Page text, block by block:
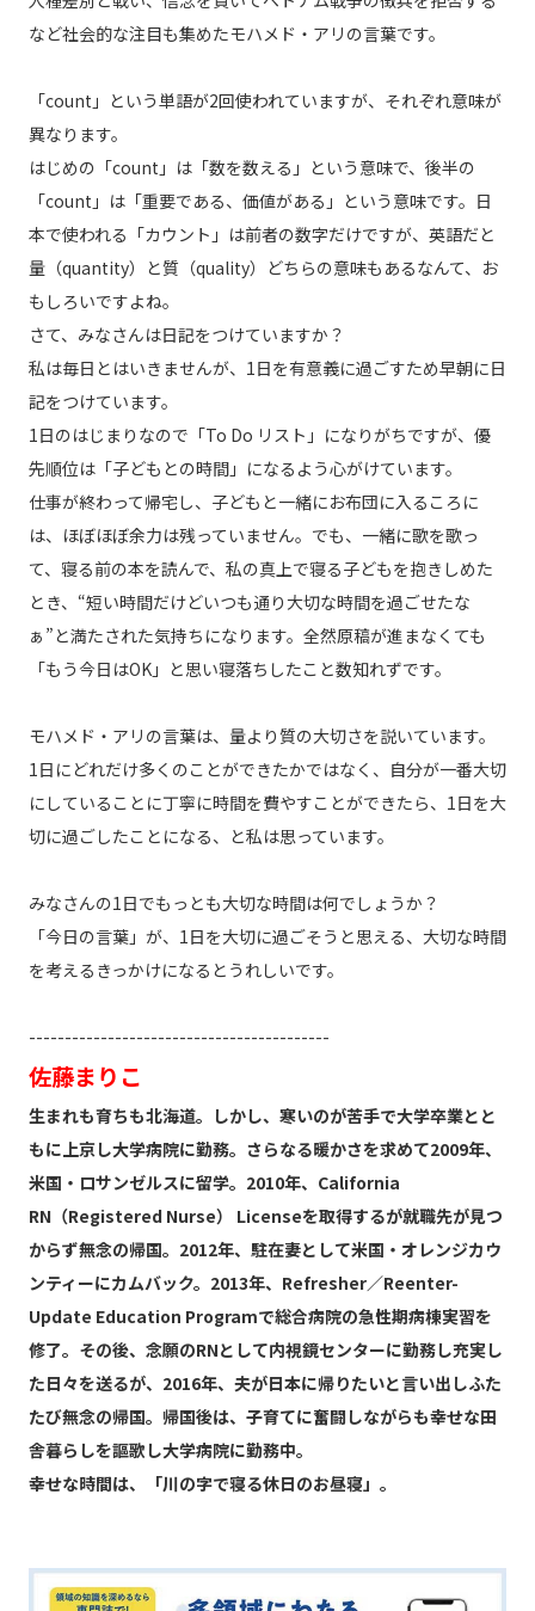
など社会的な注目も集めたモハメド・アリの言葉です。
「count」という単語が2回使われていますが、それぞれ意味が
異なります。
はじめの「count」は「数を数える」という意味で、後半の
「count」は「重要である、価値がある」という意味です。日
本で使われる「カウント」は前者の数字だけですが、英語だと
量（quantity）と質（quality）どちらの意味もあるなんて、お
もしろいですよね。
さて、みなさんは日記をつけていますか？
私は毎日とはいきませんが、1日を有意義に過ごすため早朝に日
記をつけています。
1日のはじまりなので「To Do リスト」になりがちですが、優
先順位は「子どもとの時間」になるよう心がけています。
仕事が終わって帰宅し、子どもと一緒にお布団に入るころに
は、ほぼほぼ余力は残っていません。でも、一緒に歌を歌っ
て、寝る前の本を読んで、私の真上で寝る子どもを抱きしめた
とき、“短い時間だけどいつも通り大切な時間を過ごせたな
ぁ”と満たされた気持ちになります。全然原稿が進まなくても
「もう今日はOK」と思い寝落ちしたこと数知れずです。
モハメド・アリの言葉は、量より質の大切さを説いています。
1日にどれだけ多くのことができたかではなく、自分が一番大切
にしていることに丁寧に時間を費やすことができたら、1日を大
切に過ごしたことになる、と私は思っています。
みなさんの1日でもっとも大切な時間は何でしょうか？
「今日の言葉」が、1日を大切に過ごそうと思える、大切な時間
を考えるきっかけになるとうれしいです。
------------------------------------------
佐藤まりこ
生まれも育ちも北海道。しかし、寒いのが苦手で大学卒業とと
もに上京し大学病院に勤務。さらなる暖かさを求めて2009年、
米国・ロサンゼルスに留学。2010年、California
RN（Registered Nurse） Licenseを取得するが就職先が見つ
からず無念の帰国。2012年、駐在妻として米国・オレンジカウ
ンティーにカムバック。2013年、Refresher／Reenter-
Update Education Programで総合病院の急性期病棟実習を
修了。その後、念願のRNとして内視鏡センターに勤務し充実し
た日々を送るが、2016年、夫が日本に帰りたいと言い出しふた
たび無念の帰国。帰国後は、子育てに奮闘しながらも幸せな田
舎暮らしを謳歌し大学病院に勤務中。
幸せな時間は、「川の字で寝る休日のお昼寝」。